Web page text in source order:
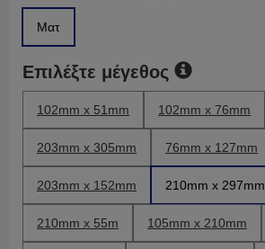
Ματ
Επιλέξτε μέγεθος
102mm x 51mm 102mm x 76mm
203mm x 305mm 76mm x 127mm
203mm x 152mm 210mm x 297mm
210mm x 55m 105mm x 210mm